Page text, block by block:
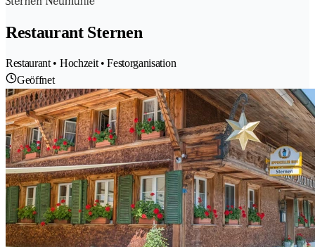
Restaurant Sternen
Restaurant • Hochzeit • Festorganisation
Geöffnet